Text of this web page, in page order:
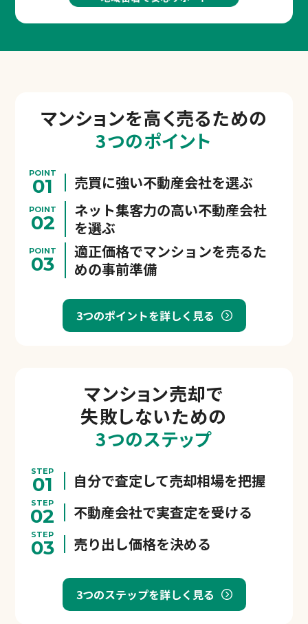
マンションを高く売るための
3つのポイント
POINT
01 売買に強い不動産会社を選ぶ
POINT
02
ネット集客力の高い不動産会社
を選ぶ
POINT
03
適正価格でマンションを売るた
めの事前準備
3つのポイントを詳しく見る
マンション売却で
失敗しないための
3つのステップ
STEP
01 自分で査定して売却相場を把握
STEP
02 不動産会社で実査定を受ける
STEP
03 売り出し価格を決める
3つのステップを詳しく見る